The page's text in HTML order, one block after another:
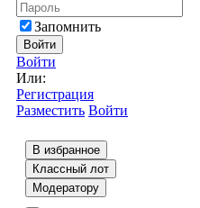
Запомнить
Войти
Войти
Или:
Регистрация
Разместить Войти
В избранное
Классный лот
Модератору